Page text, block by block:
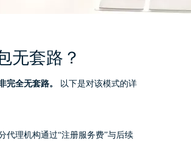
无套路？
完全无套路。
以下是对该模式的详
代理机构通过“注册服务费”与后续